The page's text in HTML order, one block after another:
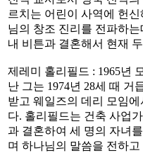
르치는 어린이 사역에 헌
님의 창조 진리를 전파하
내 비튼과 결혼해서 현재
제레미 홀리필드 : 1965년
난 그는 1974년 28세 때 거
받고 웨일즈의 데리 모임
다. 홀리필드는 건축 사업
과 결혼하여 세 명의 자녀
며 하나님의 말씀을 전하고